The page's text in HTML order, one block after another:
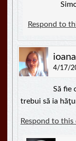
Respond to
ioana
4/17/
Să fie
trebui să ia
Respond to